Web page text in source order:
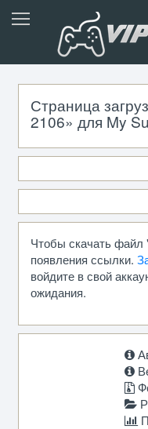
Страница
2106» для My
Чтобы скачать
появления ссылки.
войдите в свой
ожидания.